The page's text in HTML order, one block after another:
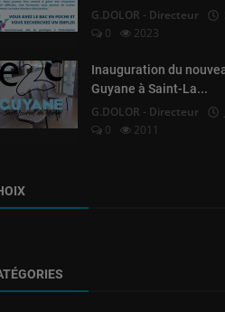
G.DOLOR - Directeur
0
2023
Inauguration du
Guyane à Saint-La...
G.DOLOR - Directeur
0
2011